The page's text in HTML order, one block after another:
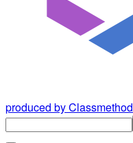
produced by Classmethod